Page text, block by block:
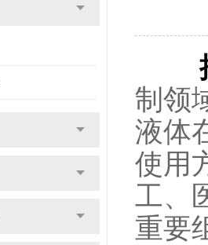
制领
液体
使用
工、
重要